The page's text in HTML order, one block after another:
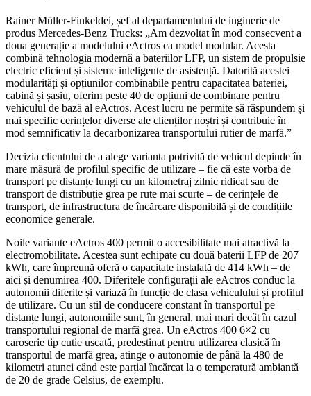
Rainer Müller-Finkeldei, șef al departamentului de inginerie de
produs Mercedes-Benz Trucks: „Am dezvoltat în mod consecvent a
doua generație a modelului eActros ca model modular. Acesta
combină tehnologia modernă a bateriilor LFP, un sistem de propulsie
electric eficient și sisteme inteligente de asistență. Datorită acestei
modularități și opțiunilor combinabile pentru capacitatea bateriei,
cabină și șasiu, oferim peste 40 de opțiuni de combinare pentru
vehiculul de bază al eActros. Acest lucru ne permite să răspundem și
mai specific cerințelor diverse ale clienților noștri și contribuie în
mod semnificativ la decarbonizarea transportului rutier de marfă.”
Decizia clientului de a alege varianta potrivită de vehicul depinde în
mare măsură de profilul specific de utilizare – fie că este vorba de
transport pe distanțe lungi cu un kilometraj zilnic ridicat sau de
transport de distribuție grea pe rute mai scurte – de cerințele de
transport, de infrastructura de încărcare disponibilă și de condițiile
economice generale.
Noile variante eActros 400 permit o accesibilitate mai atractivă la
electromobilitate. Acestea sunt echipate cu două baterii LFP de 207
kWh, care împreună oferă o capacitate instalată de 414 kWh – de
aici și denumirea 400. Diferitele configurații ale eActros conduc la
autonomii diferite și variază în funcție de clasa vehiculului și profilul
de utilizare. Cu un stil de conducere constant în transportul pe
distanțe lungi, autonomiile sunt, în general, mai mari decât în cazul
transportului regional de marfă grea. Un eActros 400 6×2 cu
caroserie tip cutie uscată, predestinat pentru utilizarea clasică în
transportul de marfă grea, atinge o autonomie de până la 480 de
kilometri atunci când este parțial încărcat la o temperatură ambiantă
de 20 de grade Celsius, de exemplu.